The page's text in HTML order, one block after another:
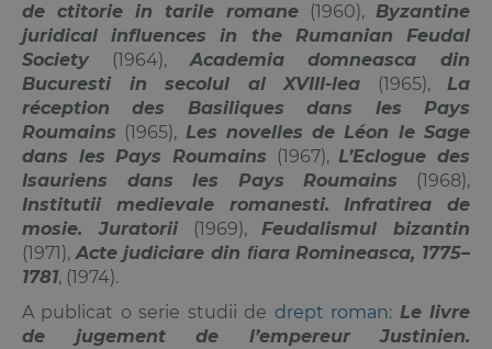
de ctitorie in tarile romane (1960), Byzantine
juridical influences in the Rumanian Feudal
Society (1964),Academia domneasca din
Bucuresti in secolul al XVIII-lea (1965), La
réception des Basiliques dans les Pays
Roumains (1965), Les novelles de Léon le Sage
dans les Pays Roumains (1967),L’Eclogue des
Isauriens dans les Pays Roumains (1968),
Institutii medievale romanesti. Infratirea de
mosie. Juratorii(1969),Feudalismul bizantin
(1971),Acte judiciare din ﬁara Romineasca, 1775–
1781, (1974).
A publicat o serie studii de drept roman: Le livre
de jugement de l’empereur Justinien.